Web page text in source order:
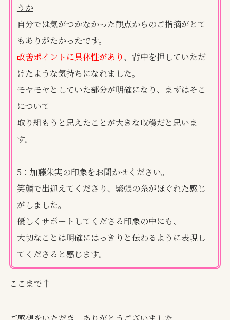
うか
自分では気がつかなかった観点からのご指摘がとて
もありがたかったです。
改善ポイントに具体性があり、背中を押していただ
けたような気持ちになれました。
モヤモヤとしていた部分が明確になり、まずはそこ
について
取り組もうと思えたことが大きな収穫だと思いま
す。
5：加藤朱実の印象をお聞かせください。
笑顔で出迎えてくださり、緊張の糸がほぐれた感じ
がしました。
優しくサポートしてくださる印象の中にも、
大切なことは明確にはっきりと伝わるように表現し
てくださると感じます。
ここまで↑